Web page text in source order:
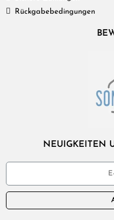
Rückgabebedingungen
NEUIGKEITEN